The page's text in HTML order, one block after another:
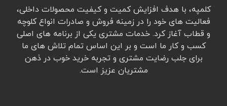
کلمپه، با هدف افزایش کمیت و کیفیت محصولات داخلی،
فعالیت های خود را در زمینه فروش و صادرات انواع کلوچه
و قطاب آغاز کرد. خدمات مشتری یکی از برنامه های اصلی
کسب و کار ما است و بر این اساس تمام تلاش های ما
برای جلب رضایت مشتری و تجربه خرید خوب در ذهن
مشتریان عزیز است.